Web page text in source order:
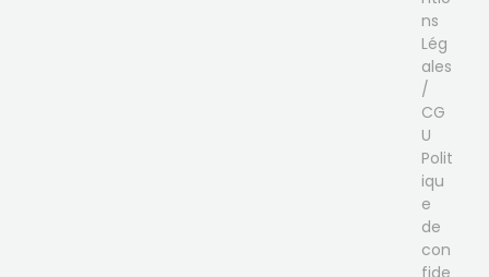
ns
Lég
ales
/
CG
U
Polit
iqu
e
de
con